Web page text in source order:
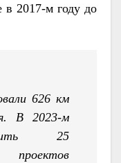
в 2017-м году до
626 км
В 2023-м
25